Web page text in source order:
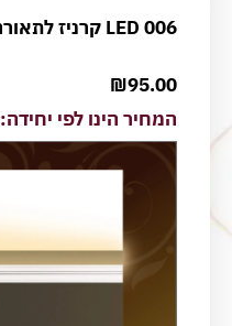
LED 006 קרניז לתאורה חדשני
₪95.00
המחיר הינו לפי יחידה: 2.4 מטר וכולל מע"מ